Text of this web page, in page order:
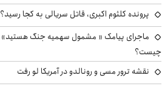
پرونده کلثوم اکبری، قاتل سریالی به کجا رسید؟
ماجرای پیامک « مشمول سهمیه جنگ هستید»
چیست؟
نقشه ترور مسی و رونالدو در آمریکا لو رفت